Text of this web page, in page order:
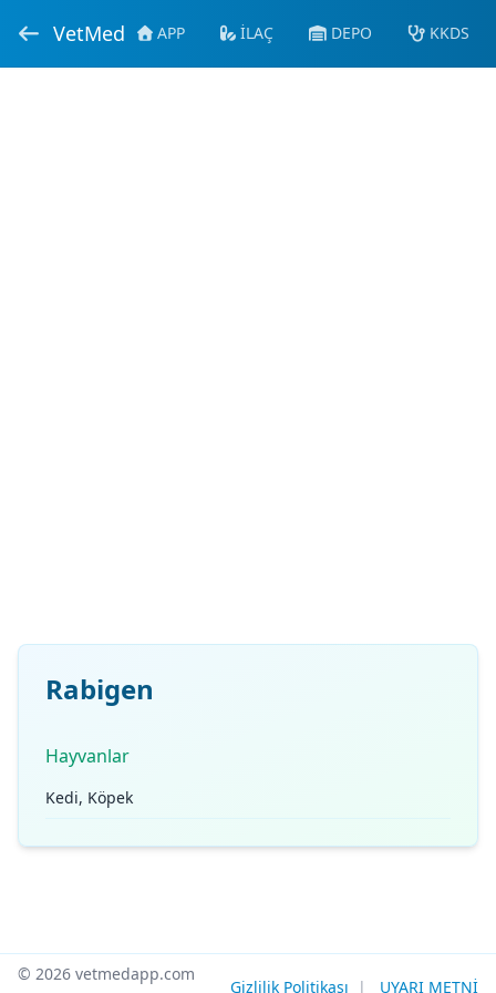
VetMed APP İLAÇ DEPO KKDS
Rabigen
Hayvanlar
Kedi, Köpek
© 2026 vetmedapp.com
Gizlilik Politikası | UYARI METNİ